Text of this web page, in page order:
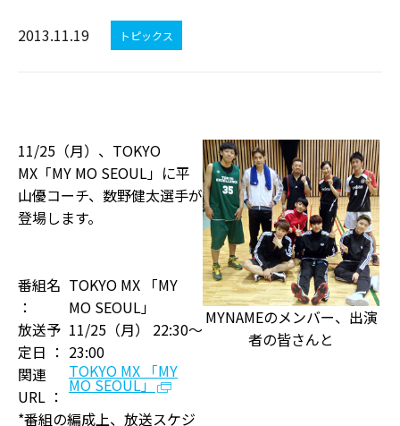
2013.11.19 トピックス
11/25（月）、TOKYO
MX「MY MO SEOUL」に平
山優コーチ、数野健太選手が
登場します。
番組名
：
TOKYO MX 「MY
MO SEOUL」
放送予
定日 ：
11/25（月） 22:30〜
23:00
関連
URL ：
TOKYO MX 「MY
MO SEOUL」
*番組の編成上、放送スケジ
MYNAMEのメンバー、出演
者の皆さんと